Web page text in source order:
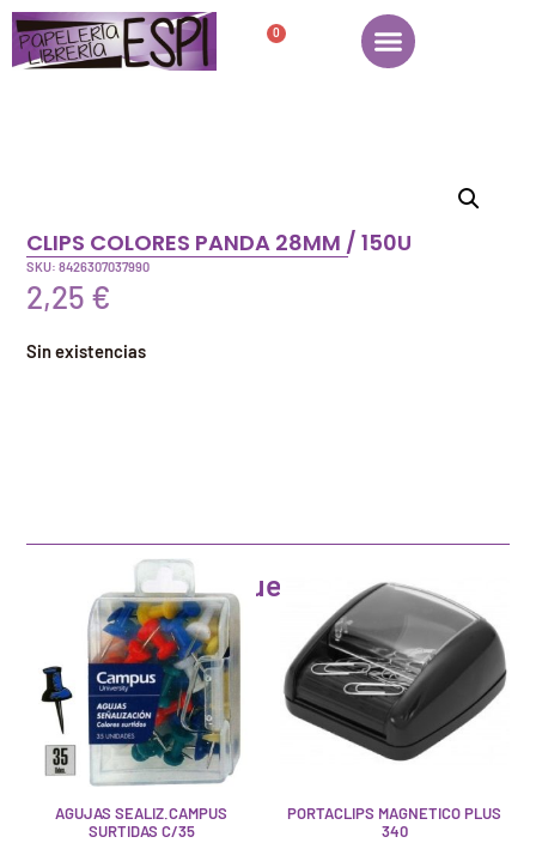
0
CLIPS COLORES PANDA 28MM / 150U
SKU: 8426307037990
2,25 €
Sin existencias
Artículos que pueden interesarte
AGUJAS SEALIZ.CAMPUS
SURTIDAS C/35
PORTACLIPS MAGNETICO PLUS
340